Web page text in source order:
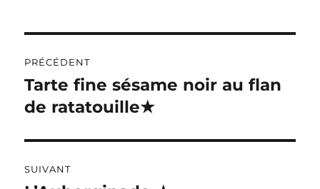
R
A
T
:
de
l’article
PRÉCÉDENT
Publication
précédente :
Tarte fine sésame noir au flan
de ratatouille★
SUIVANT